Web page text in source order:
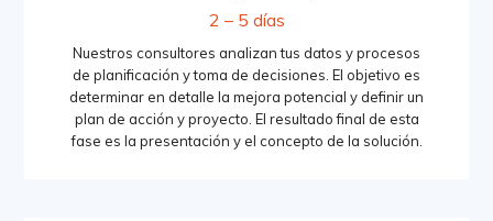
2 – 5 días
Nuestros consultores analizan tus datos y procesos
de planificación y toma de decisiones. El objetivo es
determinar en detalle la mejora potencial y definir un
plan de acción y proyecto. El resultado final de esta
fase es la presentación y el concepto de la solución.